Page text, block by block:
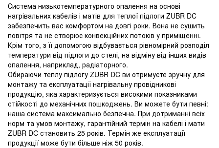
Система низькотемпературного опалення на основі
нагрівальних кабелів і матів для теплої підлоги ZUBR DC
забезпечить вас комфортом на довгі роки. Вона не сушить
повітря та не створює конвекційних потоків у приміщенні.
Крім того, з її допомогою відбувається рівномірний розподіл
температури від підлоги до стелі, на відміну від інших видів
опалення, наприклад, радіаторного.
Обираючи теплу підлогу ZUBR DC ви отримуєте зручну для
монтажу та експлуатації нагрівальну провідникові
продукцію, яка характеризується високими показниками
стійкості до механічних пошкоджень. Ви можете бути певні:
наша система максимально безпечна. При дотриманні всіх
норм та умов монтажу, гарантійний термін на кабелі і мати
ZUBR DC становить 25 років. Термін же експлуатації
продукції може бути більше ніж 50 років.